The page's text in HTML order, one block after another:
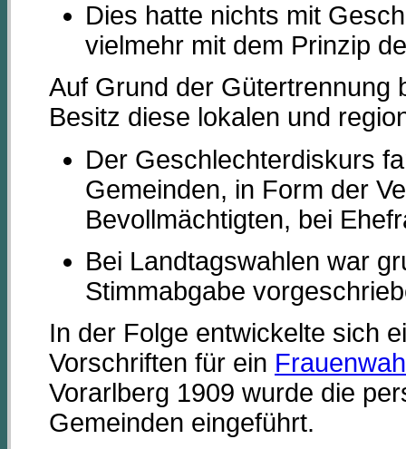
Dies hatte nichts mit
vielmehr mit dem Prinzip
Auf Grund der Gütertrennung
Besitz diese lokalen und
Der Geschlechterdiskurs
Gemeinden, in Form der
Bevollmächtigten, bei
Bei Landtagswahlen war
Stimmabgabe
In der Folge entwickelte sich
Vorschriften für ein
Vorarlberg 1909 wurde die
Gemeinden eingeführt.